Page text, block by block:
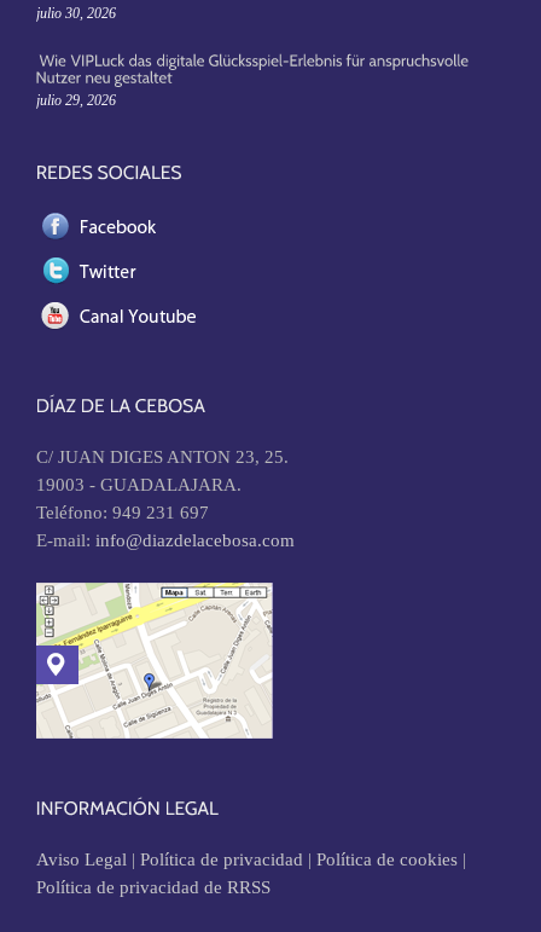
julio 30, 2026
julio 29, 2026
C/ JUAN DIGES ANTON 23, 25.
19003 - GUADALAJARA.
Teléfono: 949 231 697
E-mail: info@diazdelacebosa.com
Aviso Legal | Política de privacidad | Política de cookies |
Política de privacidad de RRSS